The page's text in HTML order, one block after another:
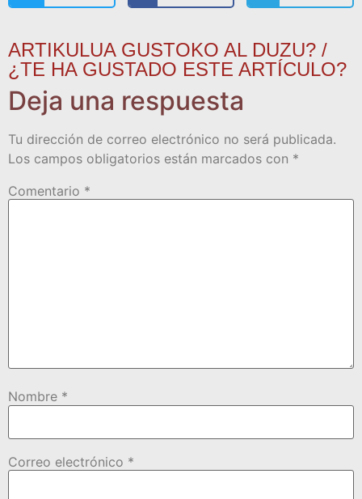
ARTIKULUA GUSTOKO AL DUZU? /
¿TE HA GUSTADO ESTE ARTÍCULO?
Deja una respuesta
Tu dirección de correo electrónico no será publicada.
Los campos obligatorios están marcados con *
Comentario *
Nombre *
Correo electrónico *